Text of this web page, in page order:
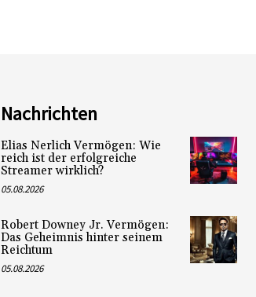
Nachrichten
Elias Nerlich Vermögen: Wie
reich ist der erfolgreiche
Streamer wirklich?
05.08.2026
Robert Downey Jr. Vermögen:
Das Geheimnis hinter seinem
Reichtum
05.08.2026